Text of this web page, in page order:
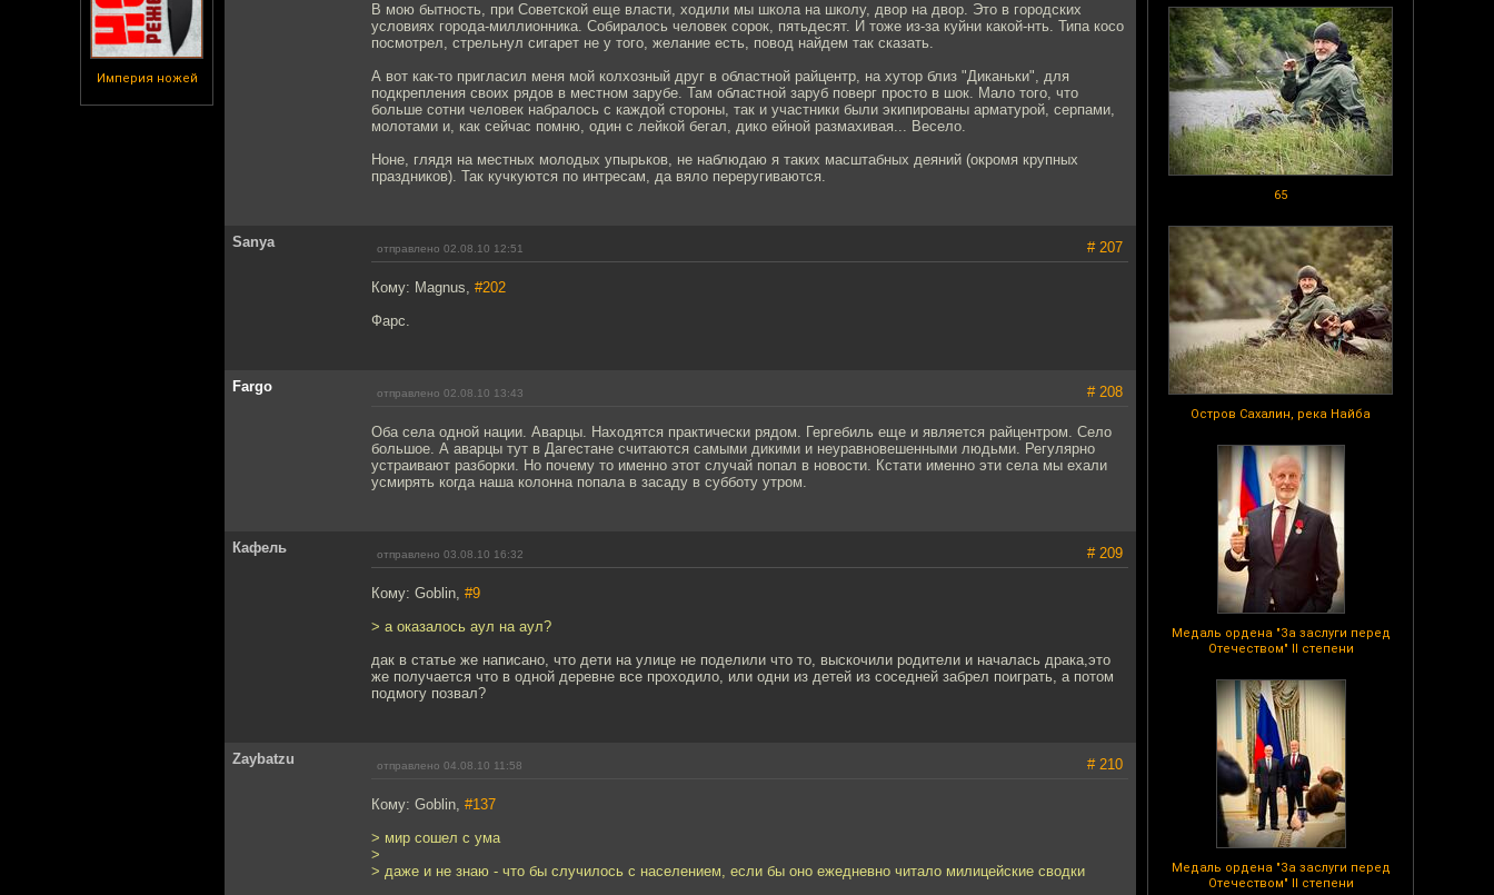
Империя ножей
65
Остров Сахалин, река Найба
Медаль ордена "За заслуги перед
Отечеством" II степени
Медаль ордена "За заслуги перед
Отечеством" II степени
В мою бытность, при Советской еще власти, ходили мы школа на школу, двор на двор. Это в городских
условиях города-миллионника. Собиралось человек сорок, пятьдесят. И тоже из-за куйни какой-нть. Типа косо
посмотрел, стрельнул сигарет не у того, желание есть, повод найдем так сказать.
А вот как-то пригласил меня мой колхозный друг в областной райцентр, на хутор близ "Диканьки", для
подкрепления своих рядов в местном зарубе. Там областной заруб поверг просто в шок. Мало того, что
больше сотни человек набралось с каждой стороны, так и участники были экипированы арматурой, серпами,
молотами и, как сейчас помню, один с лейкой бегал, дико ейной размахивая... Весело.
Ноне, глядя на местных молодых упырьков, не наблюдаю я таких масштабных деяний (окромя крупных
праздников). Так кучкуются по интресам, да вяло переругиваются.
Sanya отправлено 02.08.10 12:51 # 207
Кому: Magnus, #202
Фарс.
Fargo отправлено 02.08.10 13:43 # 208
Оба села одной нации. Аварцы. Находятся практически рядом. Гергебиль еще и является райцентром. Село
большое. А аварцы тут в Дагестане считаются самыми дикими и неуравновешенными людьми. Регулярно
устраивают разборки. Но почему то именно этот случай попал в новости. Кстати именно эти села мы ехали
усмирять когда наша колонна попала в засаду в субботу утром.
Кафель отправлено 03.08.10 16:32 # 209
Кому: Goblin, #9
> а оказалось аул на аул?
дак в статье же написано, что дети на улице не поделили что то, выскочили родители и началась драка,это
же получается что в одной деревне все проходило, или одни из детей из соседней забрел поиграть, а потом
подмогу позвал?
Zaybatzu отправлено 04.08.10 11:58 # 210
Кому: Goblin, #137
> мир сошел с ума
>
> даже и не знаю - что бы случилось с населением, если бы оно ежедневно читало милицейские сводки